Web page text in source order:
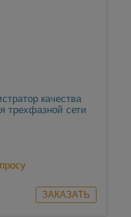
качества
трехфазной сети